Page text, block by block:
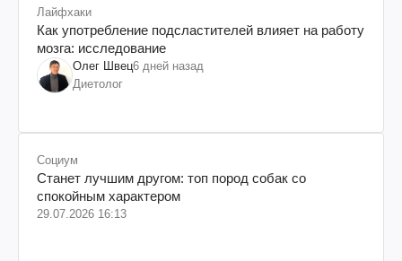
Лайфхаки
Как употребление подсластителей влияет на работу
мозга: исследование
Олег Швец6 дней назад
Диетолог
Социум
Станет лучшим другом: топ пород собак со
спокойным характером
29.07.2026 16:13